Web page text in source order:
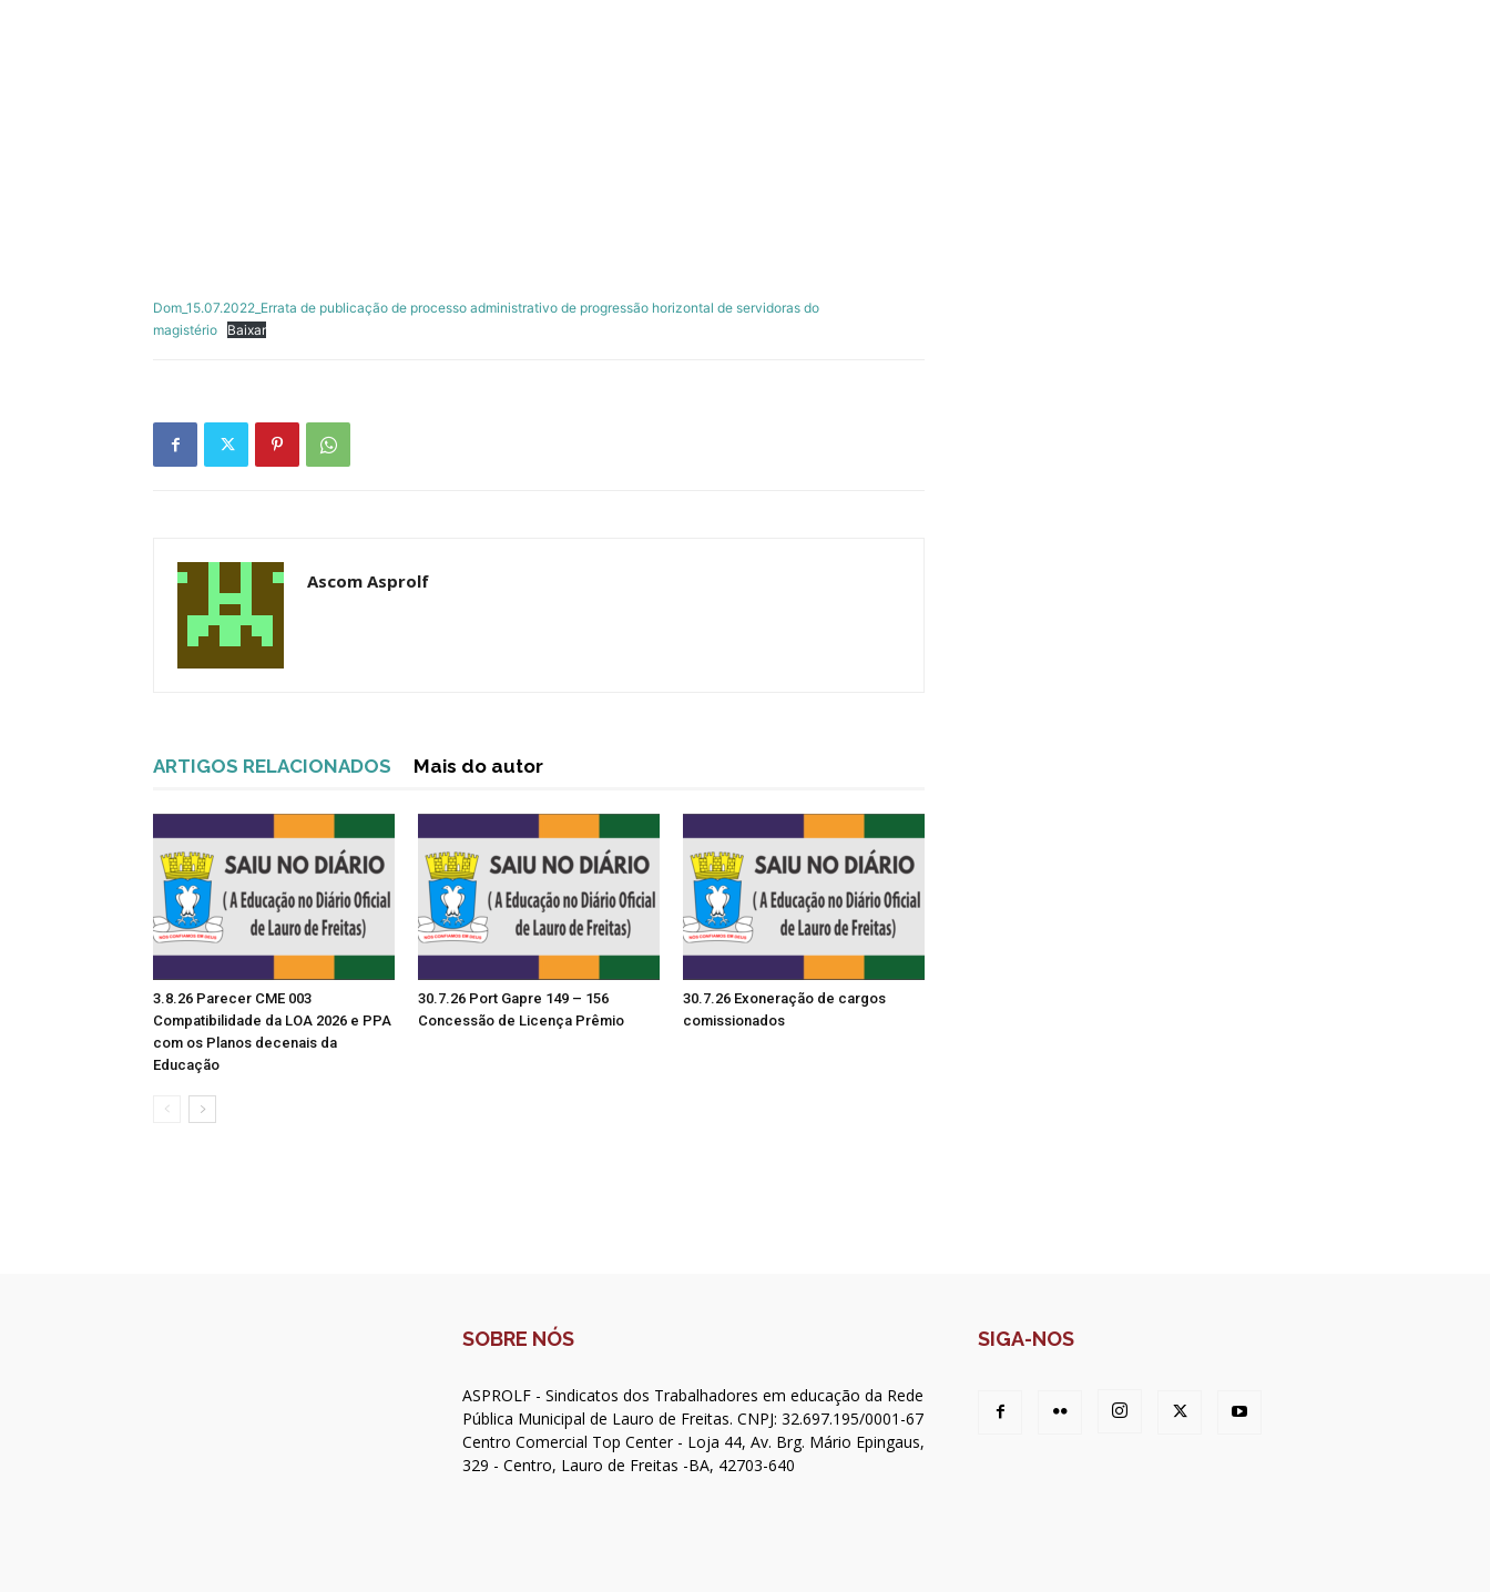
Dom_15.07.2022_Errata de publicação de processo administrativo de progressão horizontal de servidoras do
magistério
Baixar
Ascom Asprolf
ARTIGOS RELACIONADOS Mais do autor
3.8.26 Parecer CME 003
Compatibilidade da LOA 2026 e PPA
com os Planos decenais da
Educação
30.7.26 Port Gapre 149 – 156
Concessão de Licença Prêmio
30.7.26 Exoneração de cargos
comissionados
SOBRE NÓS
ASPROLF - Sindicatos dos Trabalhadores em educação da Rede
Pública Municipal de Lauro de Freitas. CNPJ: 32.697.195/0001-67
Centro Comercial Top Center - Loja 44, Av. Brg. Mário Epingaus,
329 - Centro, Lauro de Freitas -BA, 42703-640
SIGA-NOS